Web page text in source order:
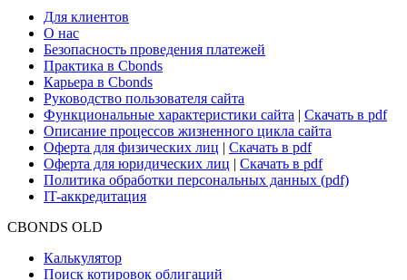
Глоссарий
Поддержка
Для клиентов
О нас
Безопасность проведения платежей
Практика в Cbonds
Карьера в Cbonds
Руководство пользователя сайта
Функциональные характеристики сайта|Скачать в pdf
Описание процессов жизненного цикла сайта
Оферта для юридических лиц
IT-аккредитация